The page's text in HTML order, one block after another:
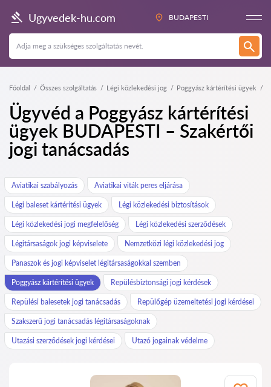
Ugyvedek-hu.com BUDAPESTI
Főoldal Összes szolgáltatás Légi közlekedési jog Poggyász kártérítési ügyek
Ügyvéd a Poggyász kártérítési
ügyek BUDAPESTI – Szakértői
jogi tanácsadás
Aviatikai szabályozás Aviatikai viták peres eljárása
Légi baleset kártérítési ügyek Légi közlekedési biztosítások
Légi közlekedési jogi megfelelőség Légi közlekedési szerződések
Légitársaságok jogi képviselete Nemzetközi légi közlekedési jog
Panaszok és jogi képviselet légitársaságokkal szemben
Poggyász kártérítési ügyek Repülésbiztonsági jogi kérdések
Repülési balesetek jogi tanácsadás Repülőgép üzemeltetési jogi kérdései
Szakszerű jogi tanácsadás légitársaságoknak
Utazási szerződések jogi kérdései Utazó jogainak védelme